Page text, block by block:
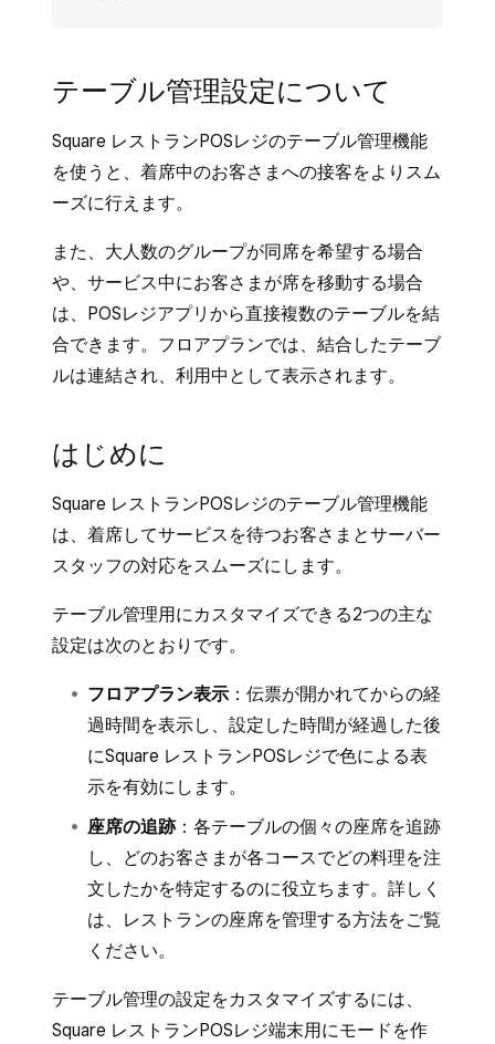
テーブル管理設定について
Square レストランPOSレジのテーブル管理機能
を使うと、着席中のお客さまへの接客をよりスム
ーズに行えます。
また、大人数のグループが同席を希望する場合
や、サービス中にお客さまが席を移動する場合
は、POSレジアプリから直接複数のテーブルを結
合できます。フロアプランでは、結合したテーブ
ルは連結され、利用中として表示されます。
はじめに
Square レストランPOSレジのテーブル管理機能
は、着席してサービスを待つお客さまとサーバー
スタッフの対応をスムーズにします。
テーブル管理用にカスタマイズできる2つの主な
設定は次のとおりです。
フロアプラン表示 ：伝票が開かれてからの経
過時間を表示し、設定した時間が経過した後
にSquare レストランPOSレジで色による表
示を有効にします。
座席の追跡：各テーブルの個々の座席を追跡
し、どのお客さまが各コースでどの料理を注
文したかを特定するのに役立ちます。詳しく
は、
レストランの座席を管理する方法をご覧
ください。
テーブル管理の設定をカスタマイズするには、
Square レストランPOSレジ端末用にモードを作